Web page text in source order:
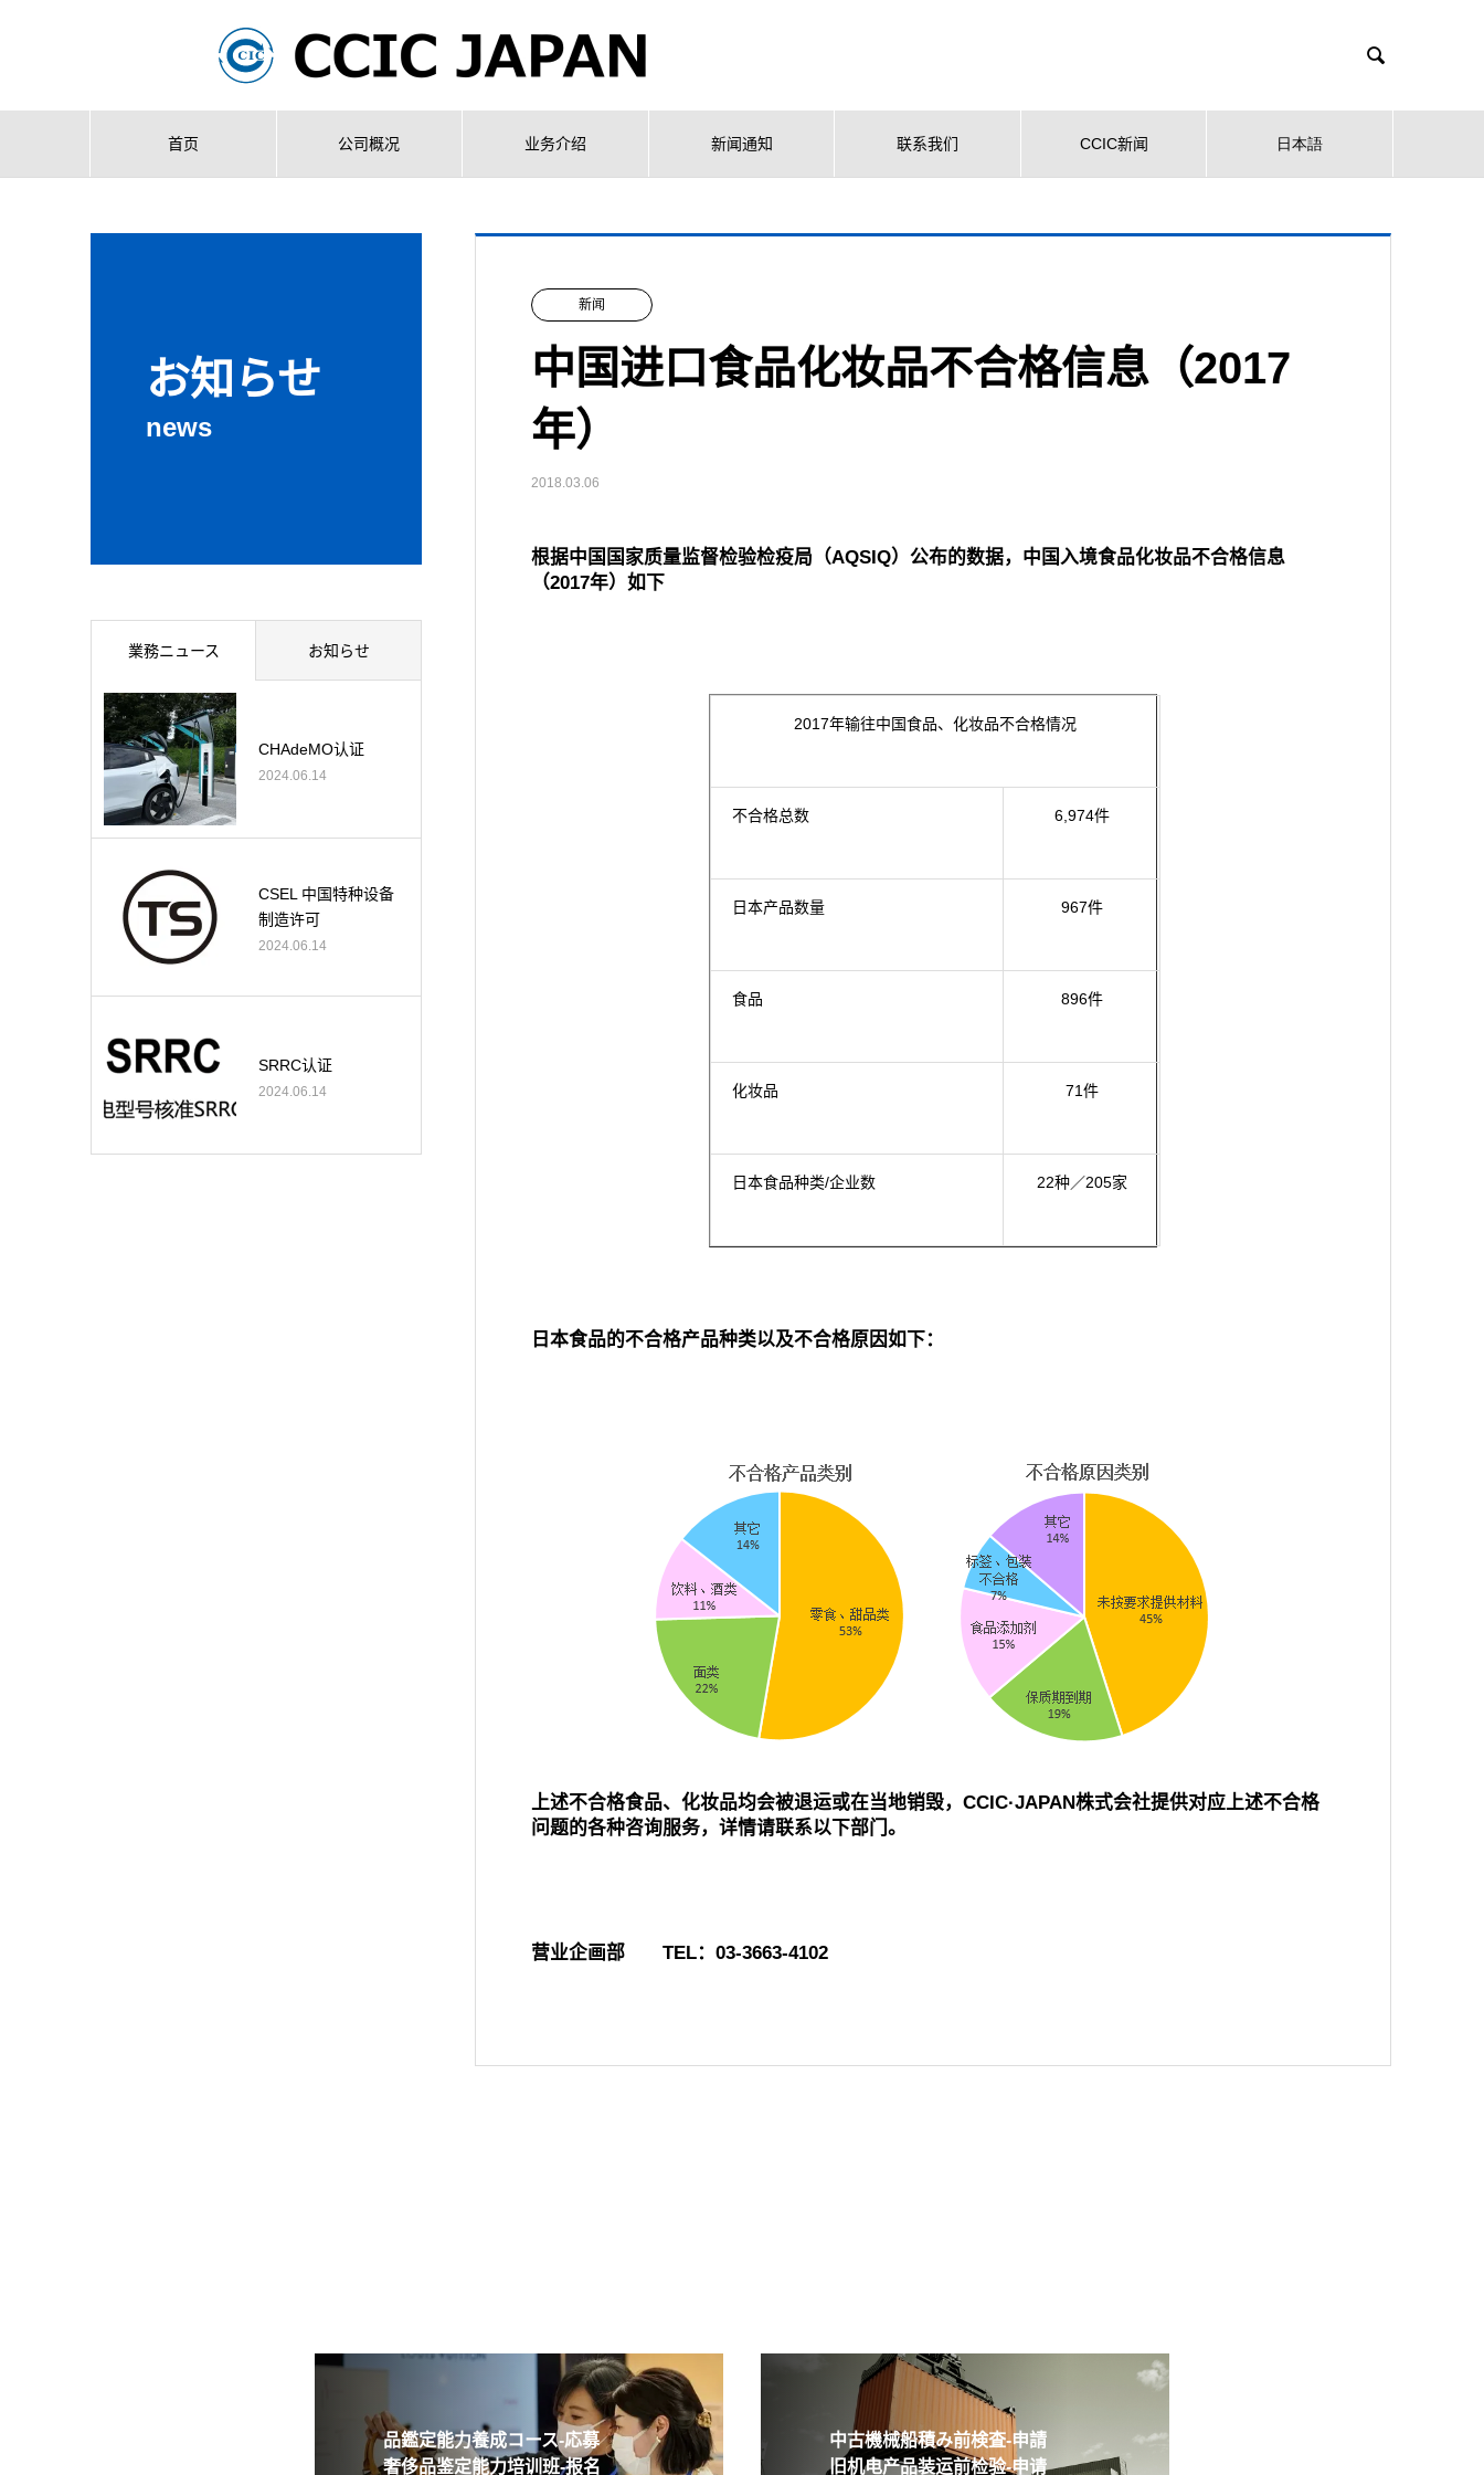

首页 公司概况 业务介绍 新闻通知 联系我们 CCIC新闻 日本語
お知らせ
news
新闻
中国进口食品化妆品不合格信息（2017
年）
2018.03.06
根据中国国家质量监督检验检疫局（AQSIQ）公布的数据，中国入境食品化妆品不合格信息
（2017年）如下
2017年输往中国食品、化妆品不合格情况
不合格总数 6,974件
日本产品数量 967件
食品 896件
化妆品 71件
日本食品种类/企业数 22种／205家
日本食品的不合格产品种类以及不合格原因如下：
上述不合格食品、化妆品均会被退运或在当地销毁，CCIC·JAPAN株式会社提供对应上述不合格
问题的各种咨询服务，详情请联系以下部门。
营业企画部 TEL：03-3663-4102
業務ニュース お知らせ
CHAdeMO认证
2024.06.14
CSEL 中国特种设备
制造许可
2024.06.14
SRRC认证
2024.06.14
品鑑定能力養成コース-応募
奢侈品鉴定能力培训班-报名
中古機械船積み前検査-申請
旧机电产品装运前检验-申请